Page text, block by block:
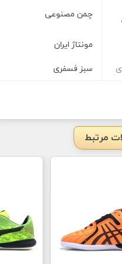
چمن مصنوعی
مونتاژ ایران
سبز فسفری
مرتبط